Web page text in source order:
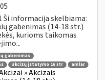
Ši informacija skelbiama:
gabenimas (14-18 str.)
kurioms taikomas
gabenimas
akcizų įstatymo 16 str amlar
» Akcizais